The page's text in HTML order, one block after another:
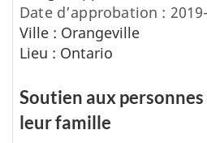
c
h
Date d’approbation :
Ville : Orangeville
Lieu : Ontario
Soutien aux
leur famille